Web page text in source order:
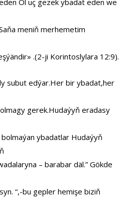
Ol uç gezek ybadat eden we
meniň merhemetim
.(2-ji Korintoslylara 12:9).
subut edýar.Her bir ybadat,her
gerek.Hudaýyň eradasy
ybadatlar Hudaýyň
– barabar däl.” Gökde
“,-bu gepler hemişe biziň